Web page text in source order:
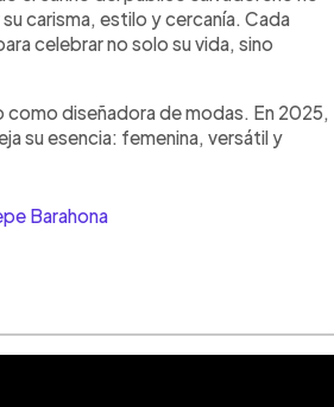
carisma, estilo y cercanía. Cada
celebrar no solo su vida, sino
diseñadora de modas. En 2025,
su esencia: femenina, versátil y
Barahona